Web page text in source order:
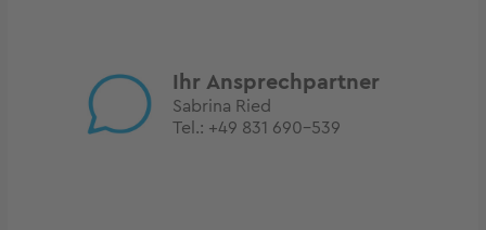
Ihr Ansprechpartner
Sabrina Ried
Tel.: +49 831 690-539